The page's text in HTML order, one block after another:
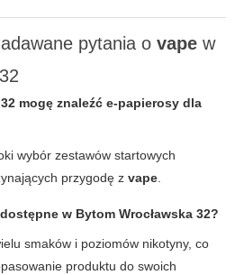
pytania o vape w
mogę znaleźć e-papierosy dla
wybór zestawów startowych
przygodę z vape
w Bytom Wrocławska 32?
smaków i poziomów nikotyny, co
produktu do swoich